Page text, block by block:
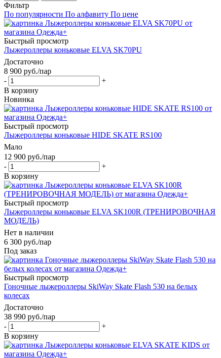
Фильтр
По популярности По алфавиту По цене
Быстрый просмотр
Лыжероллеры коньковые ELVA SK70PU
Достаточно
8 900 руб./пар
-
+
В корзину
Новинка
Быстрый просмотр
Лыжероллеры коньковые HIDE SKATE RS100
Мало
12 900 руб./пар
-
+
В корзину
Быстрый просмотр
Лыжероллеры коньковые ELVA SK100R (ТРЕНИРОВОЧНАЯ
МОДЕЛЬ)
Нет в наличии
6 300 руб./пар
Под заказ
Быстрый просмотр
Гоночные лыжероллеры SkiWay Skate Flash 530 на белых
колесах
Достаточно
38 990 руб./пар
-
+
В корзину